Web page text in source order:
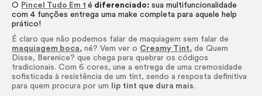
O Pincel Tudo Em 1 é diferenciado:sua multifuncionalidade
com 4 funções entrega uma make completa para aquele help
prático!
É claro que não podemos falar de maquiagem sem falar de
maquiagem boca, né? Vem ver o Creamy Tint, de Quem
Disse, Berenice? que chega para quebrar os códigos
tradicionais. Com 6 cores, une a entrega de uma cremosidade
sofisticada à resistência de um tint, sendo a resposta definitiva
para quem procura por um
lip tint que dura mais.